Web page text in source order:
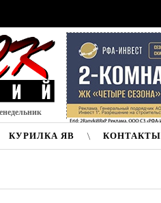
КУРИЛКА ЯВ КОНТАКТЫ